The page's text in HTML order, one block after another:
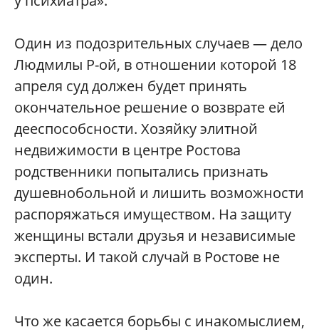
Один из подозрительных случаев — дело
Людмилы Р-ой, в отношении которой 18
апреля суд должен будет принять
окончательное решение о возврате ей
дееспособсности. Хозяйку элитной
недвижимости в центре Ростова
родственники попытались признать
душевнобольной и лишить возможности
распоряжаться имуществом. На защиту
женщины встали друзья и независимые
эксперты. И такой случай в Ростове не
один.
Что же касается борьбы с инакомыслием,